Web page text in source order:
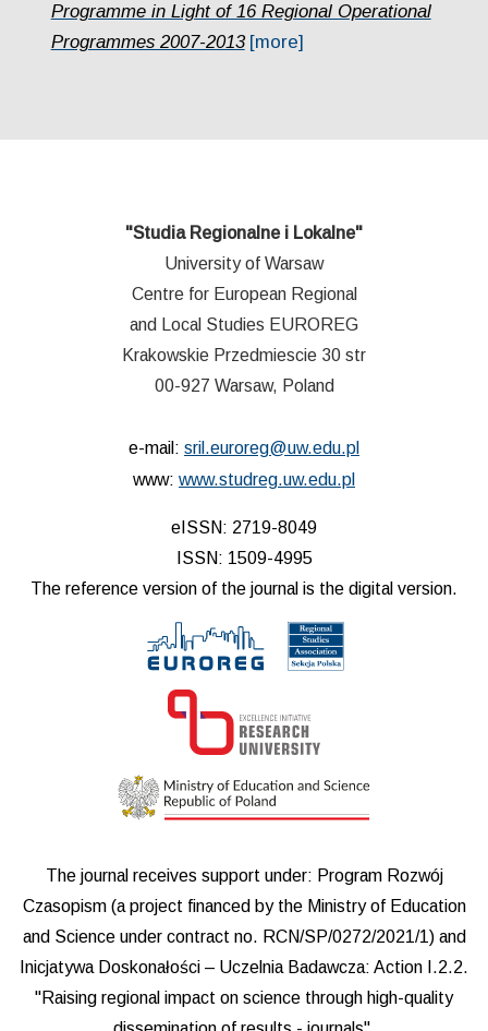
Programme in Light of 16 Regional Operational
Programmes 2007-2013 [more]
"Studia Regionalne i Lokalne"
University of Warsaw
Centre for European Regional
and Local Studies EUROREG
Krakowskie Przedmiescie 30 str
00-927 Warsaw, Poland
e-mail: sril.euroreg@uw.edu.pl
www: www.studreg.uw.edu.pl
eISSN: 2719-8049
ISSN: 1509-4995
The reference version of the journal is the digital version.
The journal receives support under: Program Rozwój
Czasopism (a project financed by the Ministry of Education
and Science under contract no. RCN/SP/0272/2021/1) and
Inicjatywa Doskonałości – Uczelnia Badawcza: Action I.2.2.
"Raising regional impact on science through high-quality